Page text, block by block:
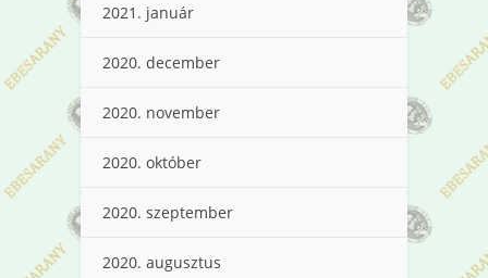
2021. január
2020. december
2020. november
2020. október
2020. szeptember
2020. augusztus